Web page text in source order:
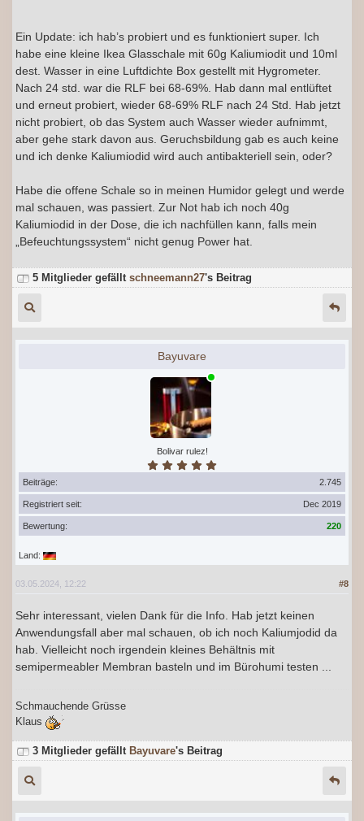
Ein Update: ich hab’s probiert und es funktioniert super. Ich
habe eine kleine Ikea Glasschale mit 60g Kaliumiodit und 10ml
dest. Wasser in eine Luftdichte Box gestellt mit Hygrometer.
Nach 24 std. war die RLF bei 68-69%. Hab dann mal entlüftet
und erneut probiert, wieder 68-69% RLF nach 24 Std. Hab jetzt
nicht probiert, ob das System auch Wasser wieder aufnimmt,
aber gehe stark davon aus. Geruchsbildung gab es auch keine
und ich denke Kaliumiodid wird auch antibakteriell sein, oder?
Habe die offene Schale so in meinen Humidor gelegt und werde
mal schauen, was passiert. Zur Not hab ich noch 40g
Kaliumiodid in der Dose, die ich nachfüllen kann, falls mein
„Befeuchtungssystem“ nicht genug Power hat.
5 Mitglieder gefällt schneemann27's Beitrag
Bayuvare
Bolivar rulez!
Beiträge: 2.745
Registriert seit: Dec 2019
Bewertung: 220
Land:
#8
03.05.2024, 12:22
Sehr interessant, vielen Dank für die Info. Hab jetzt keinen
Anwendungsfall aber mal schauen, ob ich noch Kaliumjodid da
hab. Vielleicht noch irgendein kleines Behältnis mit
semipermeabler Membran basteln und im Bürohumi testen ...
Schmauchende Grüsse
Klaus
3 Mitglieder gefällt Bayuvare's Beitrag